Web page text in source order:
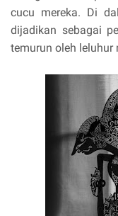
cucu mereka. Di
dijadikan sebagai
temurun oleh leluhur